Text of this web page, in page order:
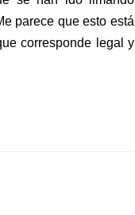
parece que esto está
corresponde legal y